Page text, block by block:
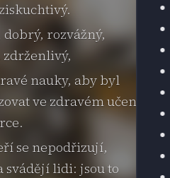
rozvážný,
zdrženlivý,
nauky, aby byl
ve zdravém učení,
se nepodřizují,
svádějí lidi: jsou to